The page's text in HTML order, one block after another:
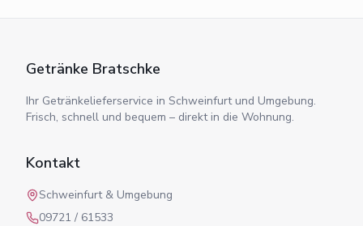
Getränke Bratschke
Ihr Getränkelieferservice in Schweinfurt und Umgebung.
Frisch, schnell und bequem – direkt in die Wohnung.
Kontakt
Schweinfurt & Umgebung
09721 / 61533